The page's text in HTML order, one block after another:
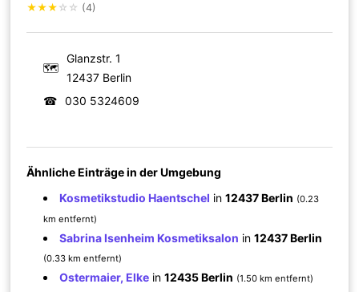
★★★ ☆ ☆ (4)
🗺
Glanzstr. 1
12437 Berlin
☎
030 5324609
Ähnliche Einträge in der Umgebung
Kosmetikstudio Haentschel in12437 Berlin (0.23
km entfernt)
Sabrina Isenheim Kosmetiksalon in12437 Berlin
(0.33 km entfernt)
Ostermaier, Elke in12435 Berlin (1.50 km entfernt)